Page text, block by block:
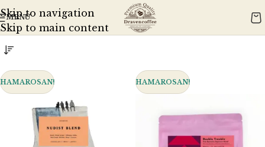
Skip to navigation
Skip to main content
MENÜ
Kezdőlap Ajánlott eszközök Kotyogós
Mind a(z) 5 találat megjelenítve
HAMAROSAN! HAMAROSAN!